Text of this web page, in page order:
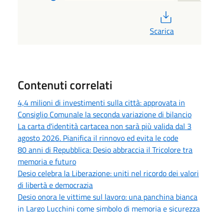
Scarica
Contenuti correlati
4,4 milioni di investimenti sulla città: approvata in
Consiglio Comunale la seconda variazione di bilancio
La carta d'identità cartacea non sarà più valida dal 3
agosto 2026. Pianifica il rinnovo ed evita le code
80 anni di Repubblica: Desio abbraccia il Tricolore tra
memoria e futuro
Desio celebra la Liberazione: uniti nel ricordo dei valori
di libertà e democrazia
Desio onora le vittime sul lavoro: una panchina bianca
in Largo Lucchini come simbolo di memoria e sicurezza